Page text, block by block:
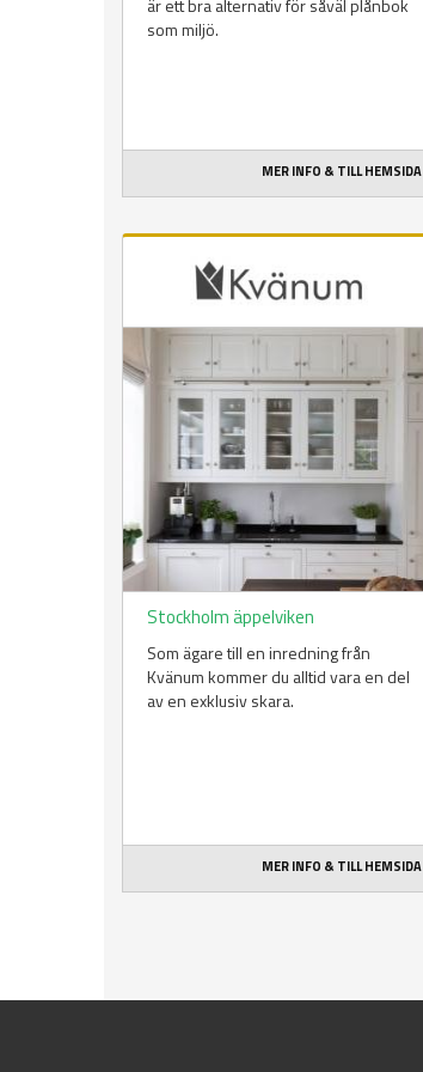
är ett bra alternativ för såväl plånbok
som miljö.
MER INFO & TILL HEMSIDA
Stockholm äppelviken
Som ägare till en inredning från
Kvänum kommer du alltid vara en del
av en exklusiv skara.
MER INFO & TILL HEMSIDA